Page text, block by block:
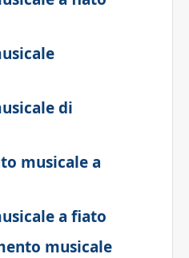
di
musicale a
a fiato
musicale